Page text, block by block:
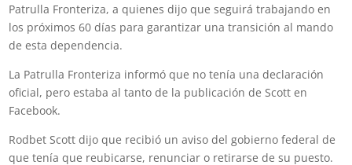
Patrulla Fronteriza, a quienes dijo que seguirá trabajando en
los próximos 60 días para garantizar una transición al mando
de esta dependencia.
La Patrulla Fronteriza informó que no tenía una declaración
oficial, pero estaba al tanto de la publicación de Scott en
Facebook.
Rodbet Scott dijo que recibió un aviso del gobierno federal de
que tenía que reubicarse, renunciar o retirarse de su puesto.